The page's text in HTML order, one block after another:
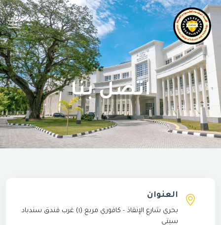
اتصل بنا
العنوان
بحري شارع الإنقاذ - كافوري مربع (١) غرب فندق سندباد
سيتي